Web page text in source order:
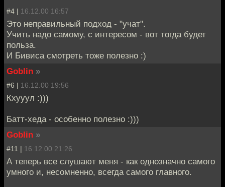
#4 | 16.12.00 16:57
Это неправильный подход - "учат".
Учить надо самому, с интересом - вот тогда будет
польза.
И Бивиса смотреть тоже полезно :)
Goblin »
#6 | 16.12.00 19:56
Кхууул :)))
Батт-хеда - особенно полезно :)))
Goblin »
#11 | 16.12.00 21:26
А теперь все слушают меня - как однозначно самого
умного и, несомненно, всегда самого главного.